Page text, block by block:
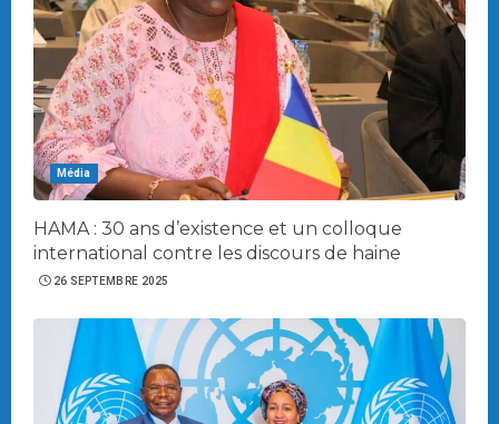
Média
HAMA : 30 ans d’existence et un colloque
international contre les discours de haine
26 SEPTEMBRE 2025